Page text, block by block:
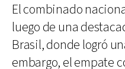
El combinado
luego de una
Brasil, donde logró
embargo, el empate